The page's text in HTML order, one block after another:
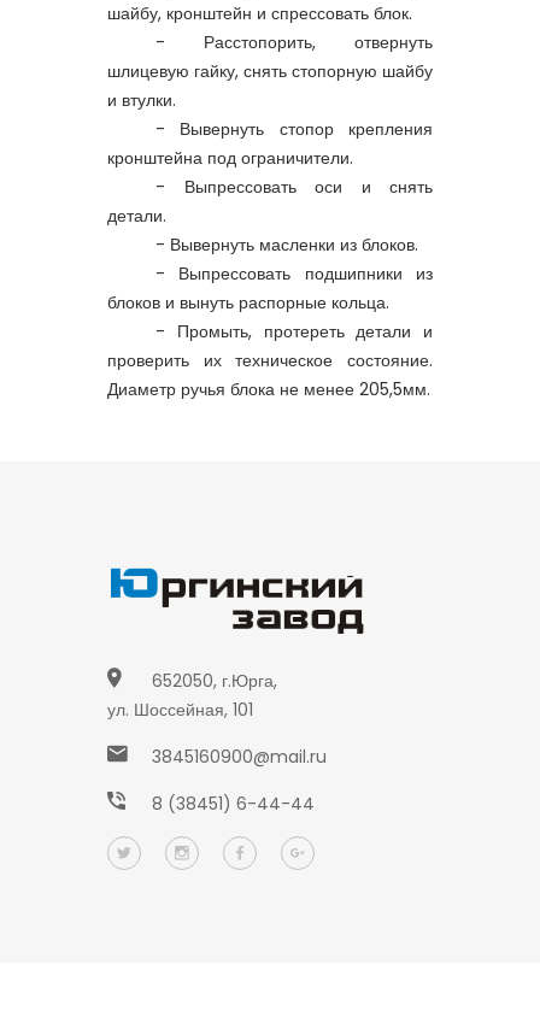
шайбу, кронштейн и спрессовать блок.
- Расстопорить, отвернуть
шлицевую гайку, снять стопорную шайбу
и втулки.
- Вывернуть стопор крепления
кронштейна под ограничители.
- Выпрессовать оси и снять
детали.
- Вывернуть масленки из блоков.
- Выпрессовать подшипники из
блоков и вынуть распорные кольца.
- Промыть, протереть детали и
проверить их техническое состояние.
Диаметр ручья блока не менее 205,5мм.
652050, г.Юрга,
ул. Шоссейная, 101
3845160900@mail.ru
8 (38451) 6-44-44